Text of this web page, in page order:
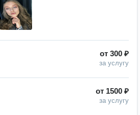
от 300 ₽
за услугу
от 1500 ₽
за услугу